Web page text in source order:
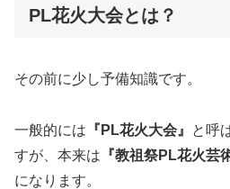
PL花火大会とは？
その前に少し予備知識です。
一般的には 『PL花火大会』
と呼
すが、本来は 『教祖祭PL花火芸
になります。